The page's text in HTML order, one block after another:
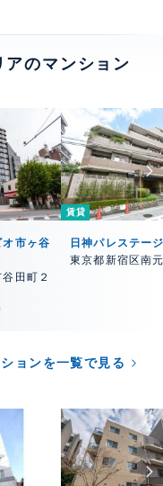
アのマンション
市ヶ谷
田町２
賃貸
日神パレステー
東京都新宿区南
ョンを一覧で見る